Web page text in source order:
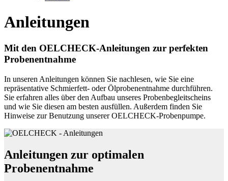
Anleitungen
Mit den OELCHECK-Anleitungen zur perfekten
Probenentnahme
In unseren Anleitungen können Sie nachlesen, wie Sie eine
repräsentative Schmierfett- oder Ölprobenentnahme durchführen.
Sie erfahren alles über den Aufbau unseres Probenbegleitscheins
und wie Sie diesen am besten ausfüllen. Außerdem finden Sie
Hinweise zur Benutzung unserer OELCHECK-Probenpumpe.
Anleitungen zur optimalen
Probenentnahme